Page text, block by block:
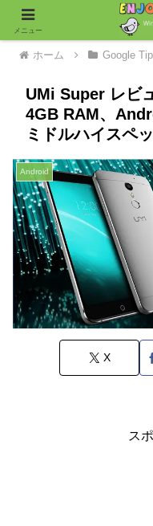
ホーム Google
UMi Super レビ
4GB RAM、
ミドルハイスペ
Android
X
ス
メニュー